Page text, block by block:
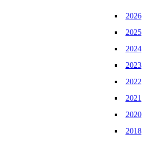
2026
2025
2024
2023
2022
2021
2020
2018